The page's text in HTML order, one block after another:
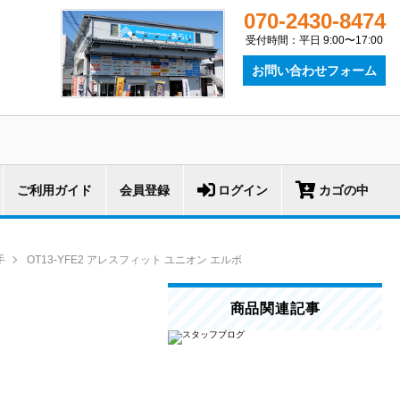
070-2430-8474
受付時間：平日 9:00〜17:00
お問い合わせフォーム
ご利用ガイド 会員登録 ログイン カゴの中
OT13-YFE2 アレスフィット ユニオン エルボ
商品関連記事